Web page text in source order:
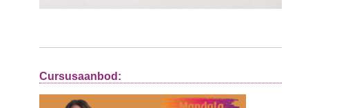
Cursusaanbod: